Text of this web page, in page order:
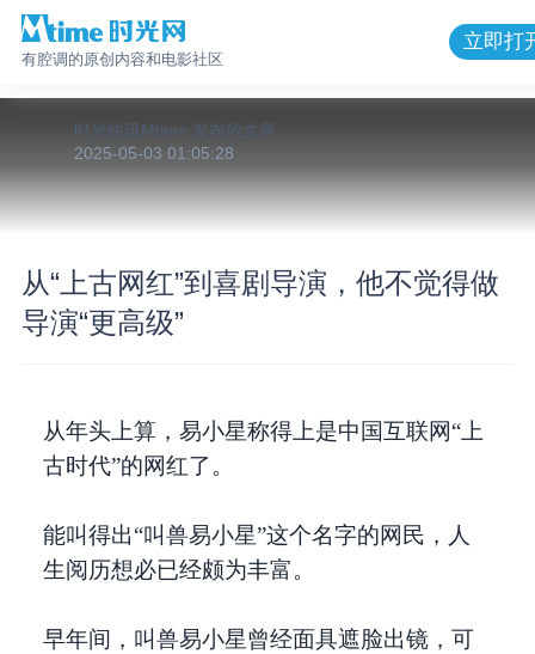
有腔调的原创内容和电影社区
立即打
时光快讯Mtime 发布的 文章
2025-05-03 01:05:28
从“上古网红”到喜剧导演，他不觉得做
导演“更高级”
从年头上算，易小星称得上是中国互联网“上
古时代”的网红了。
能叫得出“叫兽易小星”这个名字的网民，人
生阅历想必已经颇为丰富。
早年间，叫兽易小星曾经面具遮脸出镜，可